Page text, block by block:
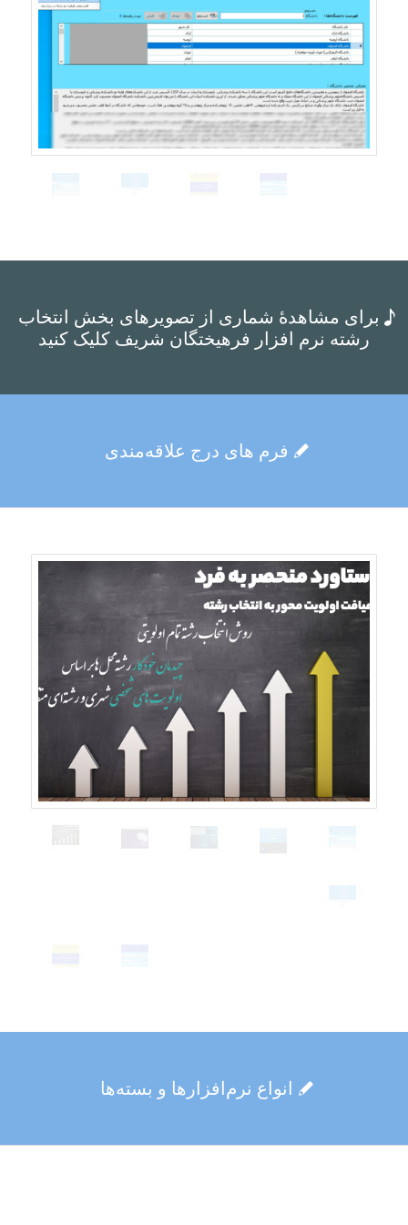
برای مشاهدۀ شماری از تصویرهای بخش انتخاب
رشته نرم افزار فرهیختگان شریف کلیک کنید
فرم های درج علاقه‌مندی
انواع نرم‌افزارها و بسته‌ها